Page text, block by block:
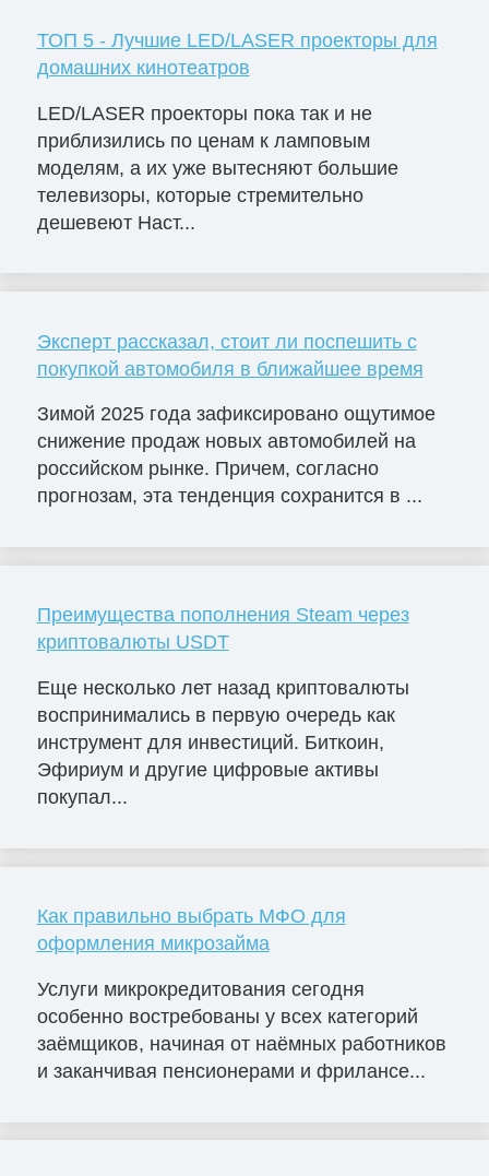
ТОП 5 - Лучшие LED/LASER проекторы для
домашних кинотеатров
LED/LASER проекторы пока так и не
приблизились по ценам к ламповым
моделям, а их уже вытесняют большие
телевизоры, которые стремительно
дешевеют Наст...
Эксперт рассказал, стоит ли поспешить с
покупкой автомобиля в ближайшее время
Зимой 2025 года зафиксировано ощутимое
снижение продаж новых автомобилей на
российском рынке. Причем, согласно
прогнозам, эта тенденция сохранится в ...
Преимущества пополнения Steam через
криптовалюты USDT
Еще несколько лет назад криптовалюты
воспринимались в первую очередь как
инструмент для инвестиций. Биткоин,
Эфириум и другие цифровые активы
покупал...
Как правильно выбрать МФО для
оформления микрозайма
Услуги микрокредитования сегодня
особенно востребованы у всех категорий
заёмщиков, начиная от наёмных работников
и заканчивая пенсионерами и фрилансе...